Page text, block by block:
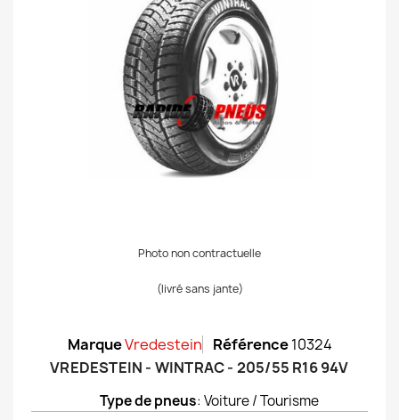
Photo non contractuelle
(livré sans jante)
MarqueVredestein Référence 10324
VREDESTEIN - WINTRAC - 205/55 R16 94V
Type de pneus: Voiture / Tourisme